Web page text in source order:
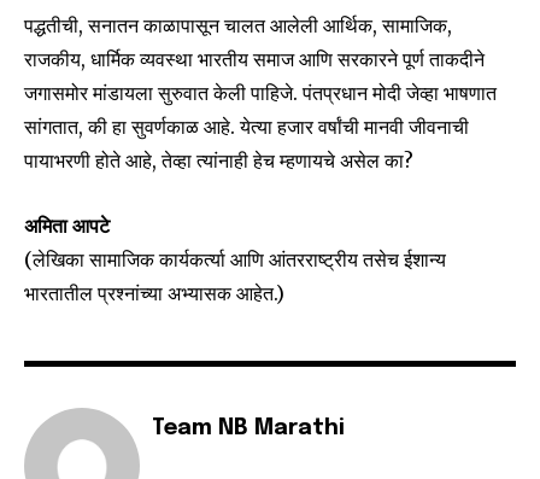
पद्धतीची, सनातन काळापासून चालत आलेली आर्थिक, सामाजिक,
राजकीय, धार्मिक व्यवस्था भारतीय समाज आणि सरकारने पूर्ण ताकदीने
जगासमोर मांडायला सुरुवात केली पाहिजे. पंतप्रधान मोदी जेव्हा भाषणात
सांगतात, की हा सुवर्णकाळ आहे. येत्या हजार वर्षांची मानवी जीवनाची
पायाभरणी होते आहे, तेव्हा त्यांनाही हेच म्हणायचे असेल का?
अमिता आपटे
(लेखिका सामाजिक कार्यकर्त्या आणि आंतरराष्ट्रीय तसेच ईशान्य
भारतातील प्रश्नांच्या अभ्यासक आहेत.)
Team NB Marathi